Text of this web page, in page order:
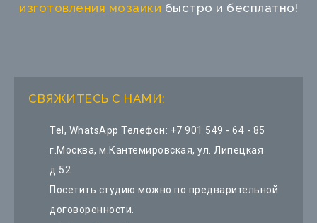
изготовления мозаики быстро и бесплатно!
СВЯЖИТЕСЬ С НАМИ:
Tel, WhatsApp Телефон: +7 901 549 - 64 - 85
г.Москва, м.Кантемировская, ул. Липецкая
д.52
Посетить студию можно по предварительной
договоренности.